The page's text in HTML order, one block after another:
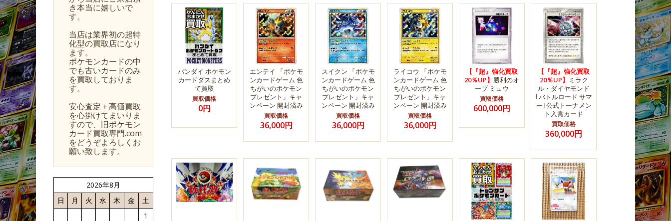
バンダイ ポケモン
カードダスまとめ
て買取
買取価格
0円
エンテイ 「ポケモ
ンカードゲーム 色
ちがいのポケモン
プレゼント」キャ
ンペーン 開封済み
買取価格
36,000円
スイクン 「ポケモ
ンカードゲーム 色
ちがいのポケモン
プレゼント」キャ
ンペーン 開封済み
買取価格
36,000円
ライコウ 「ポケモ
ンカードゲーム 色
ちがいのポケモン
プレゼント」キャ
ンペーン 開封済み
買取価格
36,000円
【『超』強化買取
20％UP】 勝利のオ
ーブ ミュウ
買取価格
600,000円
【『超』強化買取
20％UP】 ミラク
ル・ダイヤモンド
｢バトルロード サマ
ー｣公式トーナメン
ト入賞カード
買取価格
360,000円
き本当に嬉しいで
す。
当店は業界初の超特
化型の買取店になり
ます。
ポケモンカードの中
でも古いカードのみ
を買取しておりま
す。
安心査定＋高価買取
を心掛けてまいりま
すので、旧ポケモン
カード買取専門.com
をどうぞよろしくお
願い致します。
2026年8月
日
月 火 水 木 金
土
1